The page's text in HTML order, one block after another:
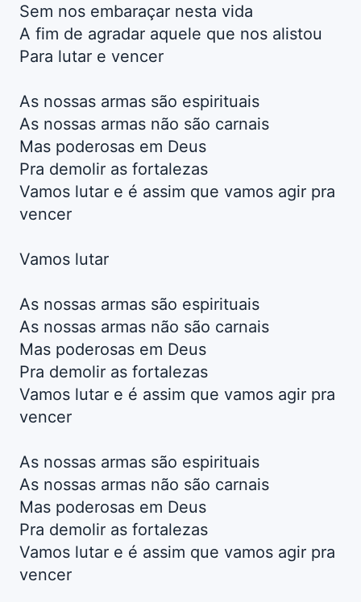
Sem nos embaraçar nesta vida
A fim de agradar aquele que nos alistou
Para lutar e vencer
As nossas armas são espirituais
As nossas armas não são carnais
Mas poderosas em Deus
Pra demolir as fortalezas
Vamos lutar e é assim que vamos agir pra
vencer
Vamos lutar
As nossas armas são espirituais
As nossas armas não são carnais
Mas poderosas em Deus
Pra demolir as fortalezas
Vamos lutar e é assim que vamos agir pra
vencer
As nossas armas são espirituais
As nossas armas não são carnais
Mas poderosas em Deus
Pra demolir as fortalezas
Vamos lutar e é assim que vamos agir pra
vencer